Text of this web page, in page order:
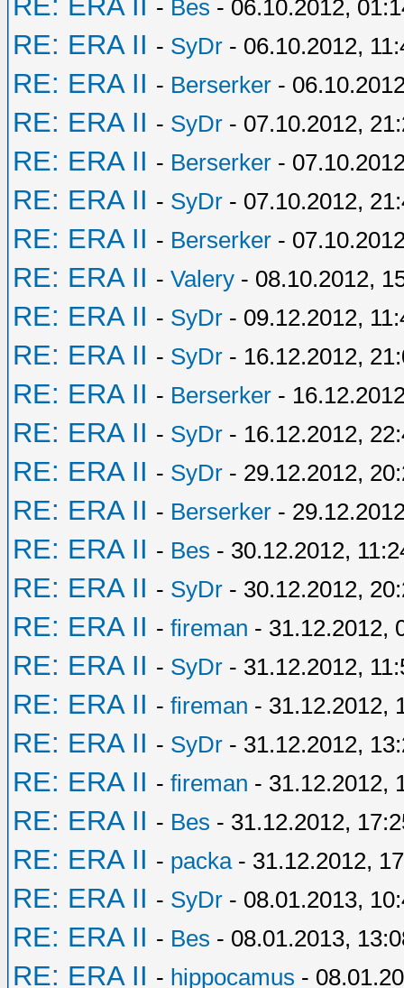
- Bes - 06.10.2012,
RE: ERA II - SyDr - 06.10.2012,
RE: ERA II - Berserker -
RE: ERA II - SyDr - 07.10.2012,
RE: ERA II - Berserker -
RE: ERA II - SyDr - 07.10.2012,
RE: ERA II - Berserker -
RE: ERA II - Valery - 08.10.2012,
RE: ERA II - SyDr - 09.12.2012,
RE: ERA II - SyDr - 16.12.2012,
RE: ERA II - Berserker -
RE: ERA II - SyDr - 16.12.2012,
RE: ERA II - SyDr - 29.12.2012,
RE: ERA II - Berserker -
RE: ERA II - Bes - 30.12.2012,
RE: ERA II - SyDr - 30.12.2012,
RE: ERA II - fireman - 31.12.2012,
RE: ERA II - SyDr - 31.12.2012,
RE: ERA II - fireman - 31.12.2012,
RE: ERA II - SyDr - 31.12.2012,
RE: ERA II - fireman - 31.12.2012,
RE: ERA II - Bes - 31.12.2012,
RE: ERA II - packa- 31.12.2012,
RE: ERA II - SyDr - 08.01.2013,
RE: ERA II - Bes - 08.01.2013,
RE: ERA II - hippocamus -